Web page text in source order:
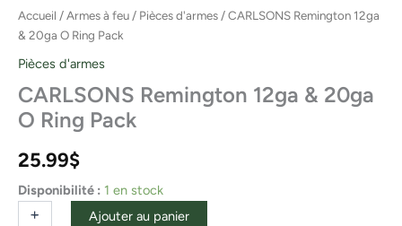
Accueil /Armes à feu / Pièces d'armes / CARLSONS Remington 12ga
& 20ga O Ring Pack
Pièces d'armes
CARLSONS Remington 12ga & 20ga
O Ring Pack
25.99$
Disponibilité : 1 en stock
-
+ Ajouter au panier